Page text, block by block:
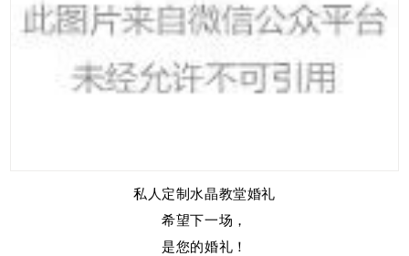
私人定制水晶教堂婚礼
希望下一场，
是您的婚礼！